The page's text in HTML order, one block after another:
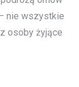
nie wszystkie
osoby żyjące